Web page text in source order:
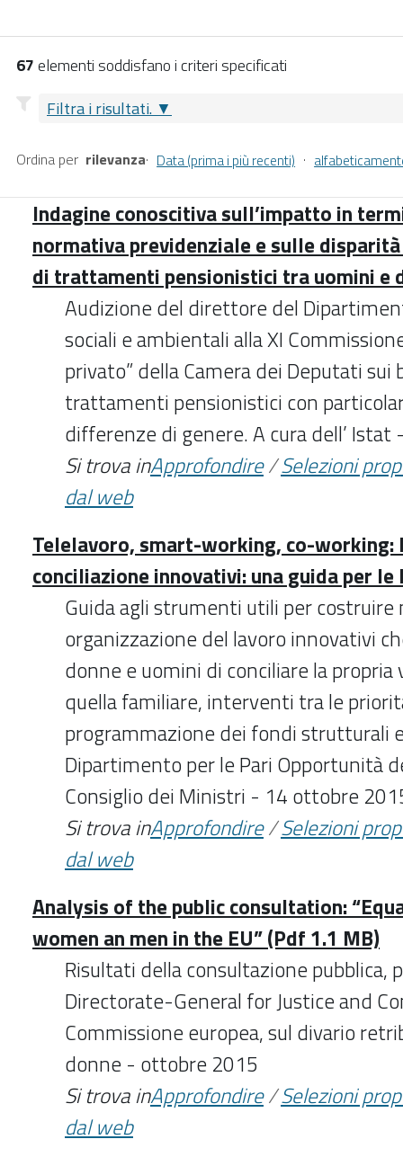
67elementi soddisfano i criteri specificati
Filtra i risultati.
Ordina per rilevanza· Data (prima i più recenti) ·
Indagine conoscitiva sull’impatto in
normativa previdenziale e sulle
di trattamenti pensionistici tra uomini e
Audizione del direttore del
sociali e ambientali alla XI
privato” della Camera dei Deputati
trattamenti pensionistici con
differenze di genere. A cura dell’
Si trova inApprofondire/Selezioni
dal web
Telelavoro, smart-working, co-working:
conciliazione innovativi: una guida per le
Guida agli strumenti utili per costruire
organizzazione del lavoro innovativi
donne e uomini di conciliare la
quella familiare, interventi tra le
programmazione dei fondi strutturali
Dipartimento per le Pari Opportunità
Consiglio dei Ministri - 14 ottobre
Si trova inApprofondire/Selezioni
dal web
Analysis of the public consultation:
women an men in the EU” (Pdf 1.1 MB)
Risultati della consultazione pubblica,
Directorate-General for Justice and
Commissione europea, sul divario
donne - ottobre 2015
Si trova inApprofondire/Selezioni
dal web